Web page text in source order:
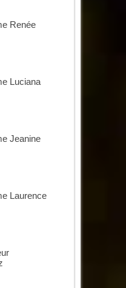
Renée
Luciana
Jeanine
Laurence